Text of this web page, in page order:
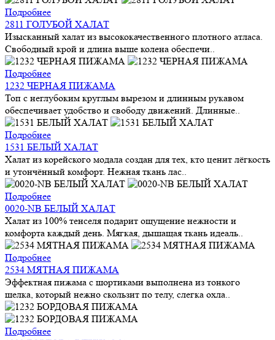
Подробнее
2811 ГОЛУБОЙ ХАЛАТ
Изысканный халат из высококачественного плотного атласа.
Свободный крой и длина выше колена обеспечи..
Подробнее
1232 ЧЕРНАЯ ПИЖАМА
Топ с неглубоким круглым вырезом и длинным рукавом
обеспечивает удобство и свободу движений. Длинные..
Подробнее
1531 БЕЛЫЙ ХАЛАТ
Халат из корейского модала создан для тех, кто ценит лёгкость
и утончённый комфорт. Нежная ткань лас..
Подробнее
0020-NB БЕЛЫЙ ХАЛАТ
Халат из 100% тенселя подарит ощущение нежности и
комфорта каждый день. Мягкая, дышащая ткань идеаль..
Подробнее
2534 МЯТНАЯ ПИЖАМА
Эффектная пижама с шортиками выполнена из тонкого
шелка, который нежно скользит по телу, слегка охла..
Подробнее